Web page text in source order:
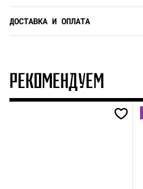
ДОСТАВКА И ОПЛАТА
РЕКОМЕНДУЕМ